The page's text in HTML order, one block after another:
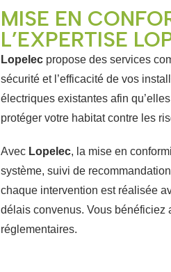
MISE EN
L’EXPERTISE
Lopelec propose des services
sécurité et l’efficacité de vos
électriques existantes afin
protéger votre habitat contre les
Avec Lopelec, la mise en
système, suivi de
chaque intervention est réalisée
délais convenus. Vous bénéficiez
réglementaires.